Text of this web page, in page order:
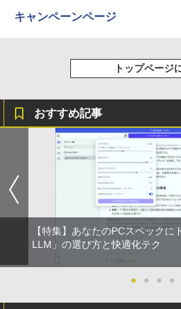
コカ・コーラ や
版ビッグガンガ
キャンペーンページ
トップページ
おすすめ記事
【特集】あなたのPCスペック
LLM」の選び方と快適化テク
● ● ● ●